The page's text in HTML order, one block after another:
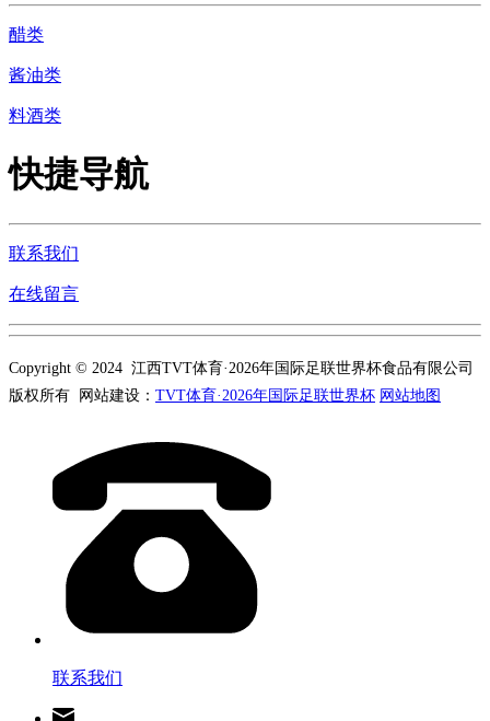
醋类
酱油类
料酒类
快捷导航
联系我们
在线留言
Copyright © 2024 江西TVT体育·2026年国际足联世界杯食品有限公司
版权所有 网站建设： TVT体育·2026年国际足联世界杯 网站地图
联系我们